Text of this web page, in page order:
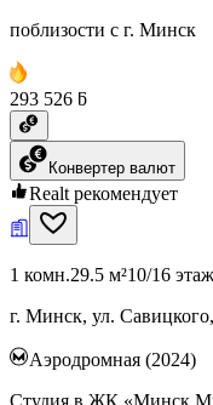
поблизости с г. Минск
293 526 ƃ
Конвертер валют
Realt рекомендует
1 комн.29.5 м²10/16 этаж
г. Минск, ул.
Аэродромная (2024)
Студия в ЖК «Минск